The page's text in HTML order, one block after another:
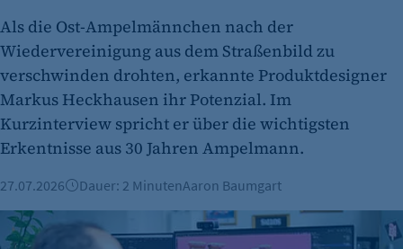
Als die Ost-Ampelmännchen nach der
Wiedervereinigung aus dem Straßenbild zu
verschwinden drohten, erkannte Produktdesigner
Markus Heckhausen ihr Potenzial. Im
Kurzinterview spricht er über die wichtigsten
Erkentnisse aus 30 Jahren Ampelmann.
27.07.2026 Dauer: 2 MinutenAaron Baumgart
Vorgestellt: Tim Waleschkowski, Framekollektiv